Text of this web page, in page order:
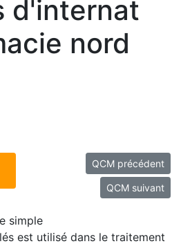
d'internat
nord
QCM précédent
QCM suivant
simple
est utilisé dans le traitement